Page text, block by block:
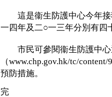
這是衞生防護中心今年接
一四年及二○一三年分別有四
市民可參閱衞生防護中心
（www.chp.gov.hk/tc/
預防措施。
完